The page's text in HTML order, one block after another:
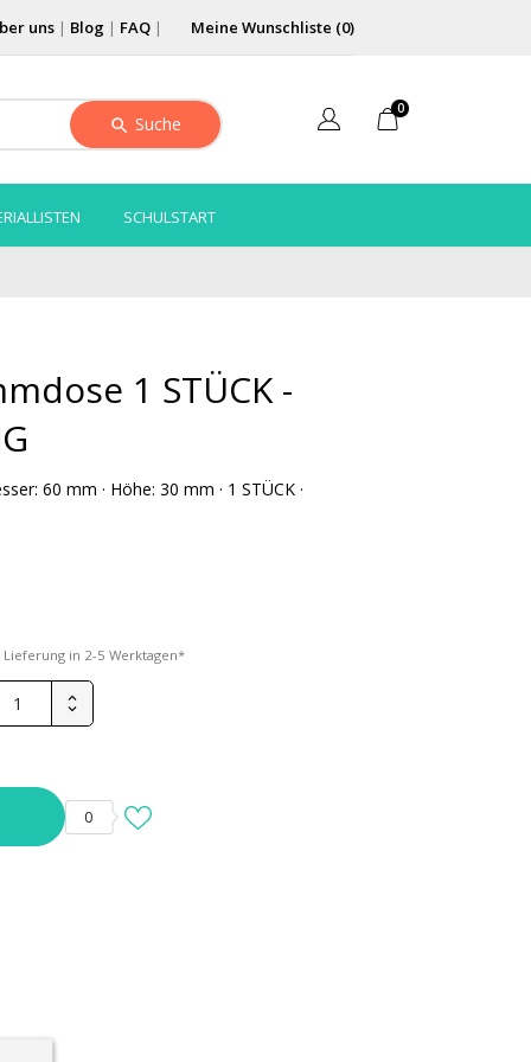
uns| Blog | FAQ| Meine Wunschliste (0)
Suche
0
SCHULSTART
1 STÜCK -
60 mm · Höhe: 30 mm · 1 STÜCK ·
Lieferung in 2-5 Werktagen*
0